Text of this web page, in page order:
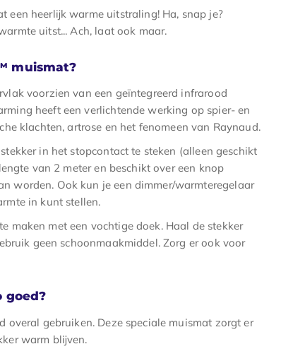
een heerlijk warme uitstraling! Ha, snap je?
uitst... Ach, laat ook maar.
muismat?
voorzien van een geïntegreerd infrarood
heeft een verlichtende werking op spier- en
klachten, artrose en het fenomeen van Raynaud.
in het stopcontact te steken (alleen geschikt
van 2 meter en beschikt over een knop
worden. Ook kun je een dimmer/warmteregelaar
in kunt stellen.
maken met een vochtige doek. Haal de stekker
geen schoonmaakmiddel. Zorg er ook voor
goed?
overal gebruiken. Deze speciale muismat zorgt er
warm blijven.